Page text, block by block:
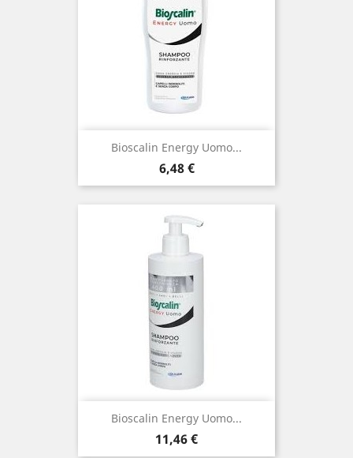
Bioscalin Energy Uomo...
Prezzo
6,48 €
Bioscalin Energy Uomo...
Prezzo
11,46 €